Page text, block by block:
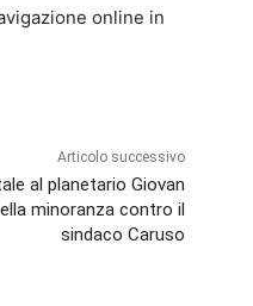
online in
Articolo successivo
al planetario Giovan
minoranza contro il
sindaco Caruso